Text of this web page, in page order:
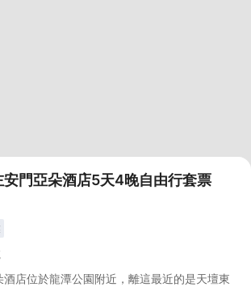
門亞朵酒店5天4晚自由行套票
店位於龍潭公園附近，離這最近的是天壇東